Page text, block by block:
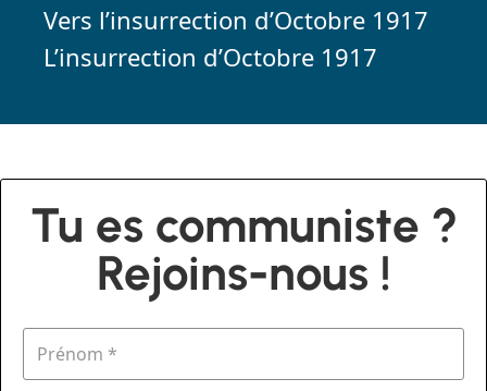
Vers l’insurrection d’Octobre 1917
L’insurrection d’Octobre 1917
Tu es communiste ?
Rejoins-nous !